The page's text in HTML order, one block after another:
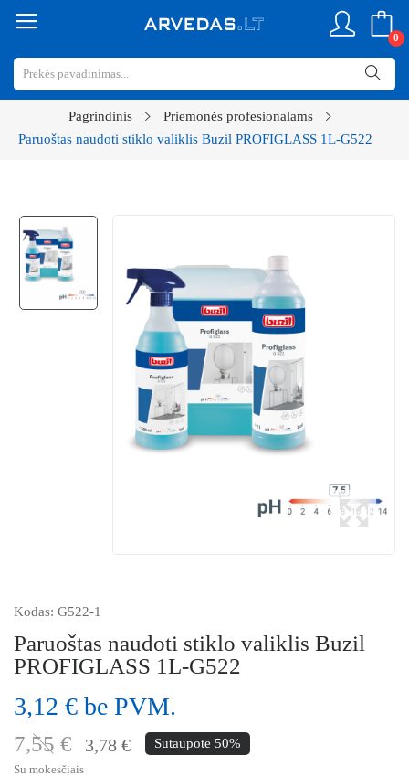
0
Pagrindinis
Priemonės profesionalams
Paruoštas naudoti stiklo valiklis Buzil PROFIGLASS 1L-G522
Kodas: G522-1
Paruoštas naudoti stiklo valiklis Buzil
PROFIGLASS 1L-G522
3,12 € be PVM.
7,55 € 3,78 € Sutaupote 50%
Su mokesčiais